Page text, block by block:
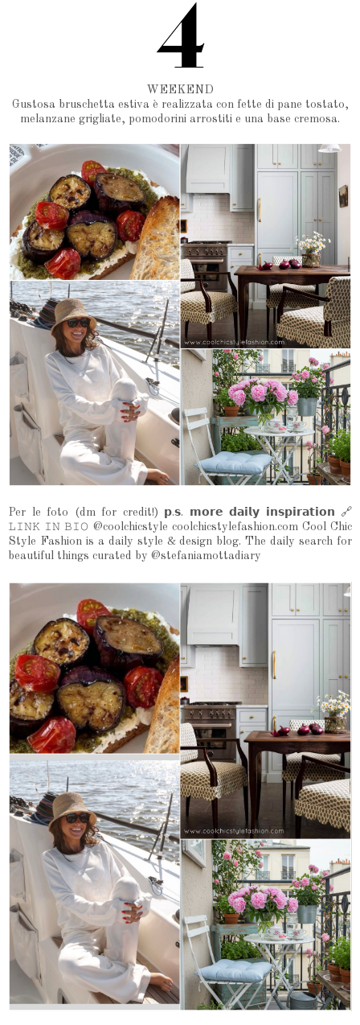
WEEKEND
Gustosa bruschetta estiva è realizzata con fette di pane tostato,
melanzane grigliate, pomodorini arrostiti e una base cremosa.
Per le foto (dm for credit!) 𝗽.𝘀. 𝗺𝗼𝗿𝗲 𝗱𝗮𝗶𝗹𝘆 𝗶𝗻𝘀𝗽𝗶𝗿𝗮𝘁𝗶𝗼𝗻 🔗
𝙻𝙸𝙽𝙺 𝙸𝙽 𝙱𝙸𝙾 @coolchicstyle coolchicstylefashion.com Cool Chic
Style Fashion is a daily style & design blog. The daily search for
beautiful things curated by @stefaniamottadiary